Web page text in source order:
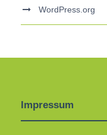
WordPress.org
Impressum